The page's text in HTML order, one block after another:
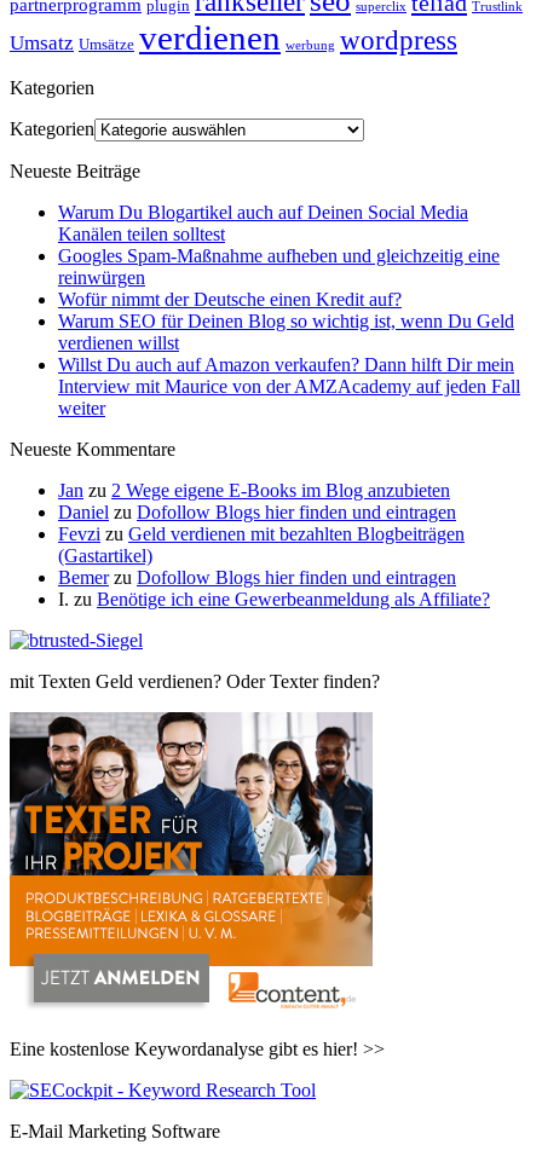
partnerprogramm plugin superclix Trustlink
Umsatz Umsätze verdienen werbung wordpress
Kategorien
Kategorien
Neueste Beiträge
Warum Du Blogartikel auch auf Deinen Social Media
Kanälen teilen solltest
Googles Spam-Maßnahme aufheben und gleichzeitig eine
reinwürgen
Wofür nimmt der Deutsche einen Kredit auf?
Warum SEO für Deinen Blog so wichtig ist, wenn Du Geld
verdienen willst
Willst Du auch auf Amazon verkaufen? Dann hilft Dir mein
Interview mit Maurice von der AMZAcademy auf jeden Fall
weiter
Neueste Kommentare
Jan zu 2 Wege eigene E-Books im Blog anzubieten
Daniel zu Dofollow Blogs hier finden und eintragen
Fevzi zu Geld verdienen mit bezahlten Blogbeiträgen
(Gastartikel)
Bemerzu Dofollow Blogs hier finden und eintragen
I. zu Benötige ich eine Gewerbeanmeldung als Affiliate?
mit Texten Geld verdienen? Oder Texter finden?
Eine kostenlose Keywordanalyse gibt es hier! >>
E-Mail Marketing Software